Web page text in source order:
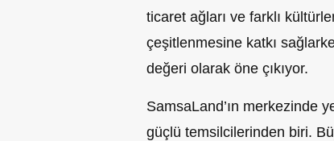
ticaret ağları ve farklı
çeşitlenmesine katkı
değeri olarak öne çıkıyor.
SamsaLand’ın merkezinde
güçlü temsilcilerinden biri.